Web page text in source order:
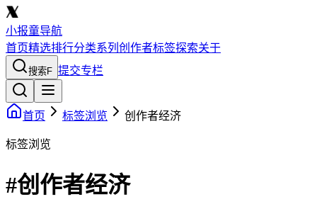
小报童导航
首页精选排行分类系列 创作者标签探索关于
搜索F 提交专栏
首页 标签浏览 创作者经济
标签浏览
#创作者经济